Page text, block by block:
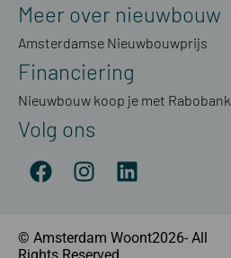
Meer over nieuwbouw
Amsterdamse Nieuwbouwprijs
Financiering
Nieuwbouw koop je met Rabobank
Volg ons
© Amsterdam Woont2026- All